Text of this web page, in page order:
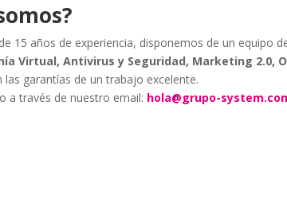
15 años de experiencia, disponemos de un equipo
Virtual, Antivirus y Seguridad, Marketing 2.0,
las garantías de un trabajo excelente.
o a través de nuestro email: hola@grupo-